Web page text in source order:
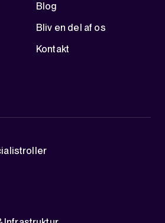
Blog
Bliv en del af os
Kontakt